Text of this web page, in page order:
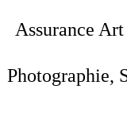
Assurance
Photographie,